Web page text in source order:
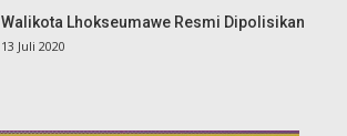
Walikota Lhokseumawe Resmi Dipolisikan
13 Juli 2020